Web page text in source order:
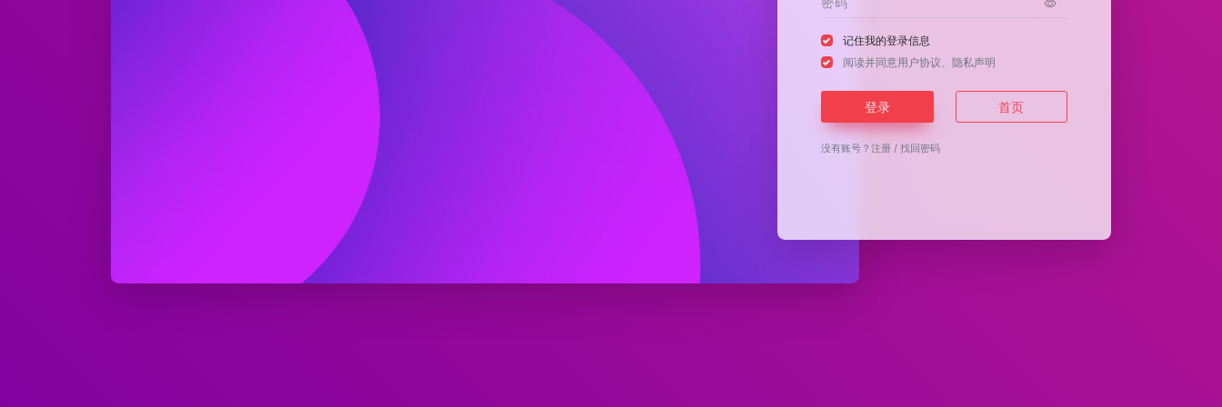
记住我的登录信息
阅读并同意用户协议、隐私声明
登录 首页
没有账号？注册 /找回密码